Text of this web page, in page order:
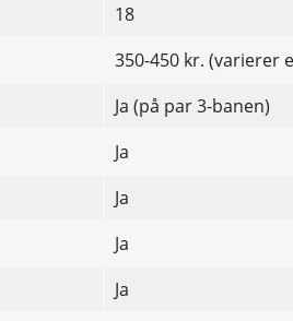
18
350-450 kr. (varierer
Ja (på par 3-banen)
Ja
Ja
Ja
Ja